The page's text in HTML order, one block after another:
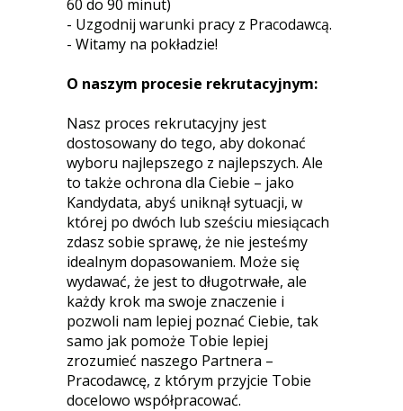
60 do 90 minut)
- Uzgodnij warunki pracy z Pracodawcą.
- Witamy na pokładzie!
O naszym procesie rekrutacyjnym:
Nasz proces rekrutacyjny jest
dostosowany do tego, aby dokonać
wyboru najlepszego z najlepszych. Ale
to także ochrona dla Ciebie – jako
Kandydata, abyś uniknął sytuacji, w
której po dwóch lub sześciu miesiącach
zdasz sobie sprawę, że nie jesteśmy
idealnym dopasowaniem. Może się
wydawać, że jest to długotrwałe, ale
każdy krok ma swoje znaczenie i
pozwoli nam lepiej poznać Ciebie, tak
samo jak pomoże Tobie lepiej
zrozumieć naszego Partnera –
Pracodawcę, z którym przyjcie Tobie
docelowo współpracować.